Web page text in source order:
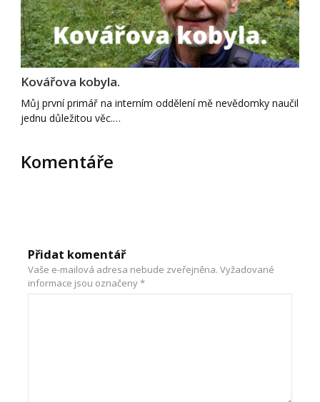
Kovářova kobyla.
Můj první primář na interním oddělení mě nevědomky naučil
jednu důležitou věc.…
Komentáře
Přidat komentář
Vaše e-mailová adresa nebude zveřejněna. Vyžadované
informace jsou označeny*